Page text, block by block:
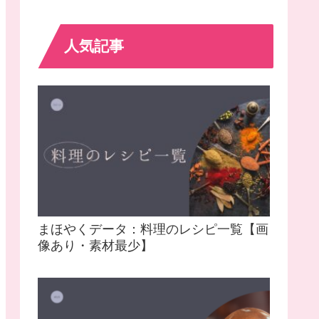
人気記事
まほやくデータ：料理のレシピ一覧【画
像あり・素材最少】